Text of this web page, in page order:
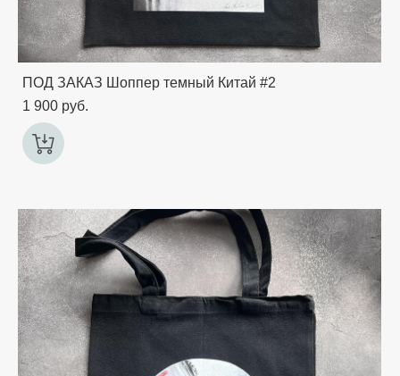
ПОД ЗАКАЗ Шоппер темный Китай #2
1 900 pуб.